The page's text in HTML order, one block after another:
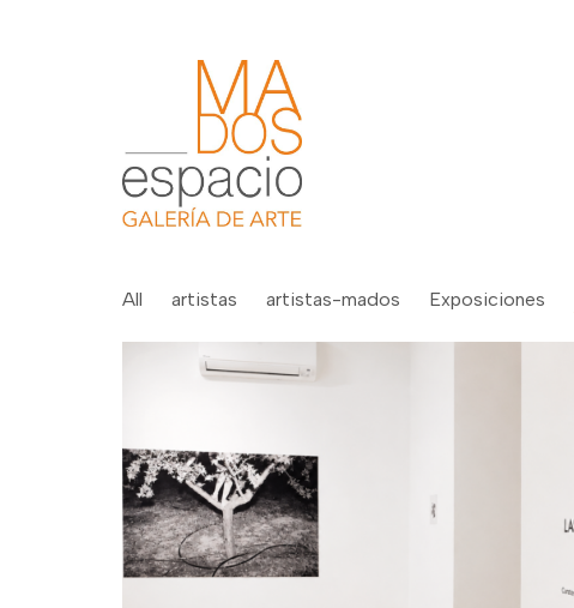
All artistas artistas-mados Exposiciones